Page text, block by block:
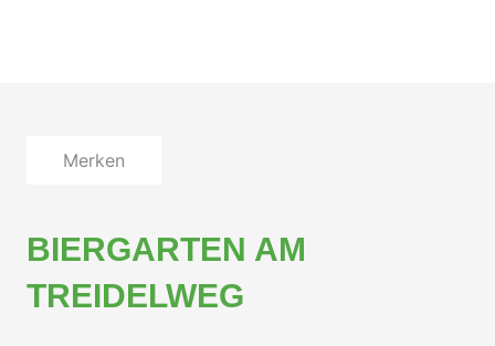
Merken
BIERGARTEN AM
TREIDELWEG